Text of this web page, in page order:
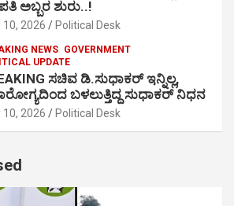
ಅಬ್ಬರ ಶುರು..!
10, 2026 Political Desk
NEWS GOVERNMENT
UPDATE
ಸಚಿವ ಡಿ.ಸುಧಾಕರ್ ಇನ್ನಿಲ್ಲ,
ಬಳಲುತ್ತಿದ್ದ ಸುಧಾಕರ್ ನಿಧನ
10, 2026 Political Desk